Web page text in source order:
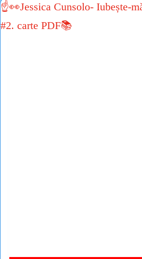
☝👀Jessica Cunsolo- Iubește-
#2. carte PDF📚